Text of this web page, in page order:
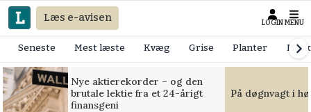
Læs e-avisen LOGIN MENU
Seneste Mest læste Kvæg Grise Planter
Nye aktierekorder – og den
brutale lektie fra et 24-årigt
finansgeni
På døgnvagt i